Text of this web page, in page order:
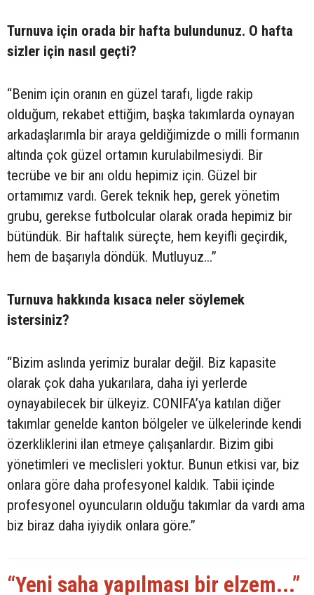
Turnuva için orada bir hafta bulundunuz. O hafta
sizler için nasıl geçti?
“Benim için oranın en güzel tarafı, ligde rakip
olduğum, rekabet ettiğim, başka takımlarda oynayan
arkadaşlarımla bir araya geldiğimizde o milli formanın
altında çok güzel ortamın kurulabilmesiydi. Bir
tecrübe ve bir anı oldu hepimiz için. Güzel bir
ortamımız vardı. Gerek teknik hep, gerek yönetim
grubu, gerekse futbolcular olarak orada hepimiz bir
bütündük. Bir haftalık süreçte, hem keyifli geçirdik,
hem de başarıyla döndük. Mutluyuz...”
Turnuva hakkında kısaca neler söylemek
istersiniz?
“Bizim aslında yerimiz buralar değil. Biz kapasite
olarak çok daha yukarılara, daha iyi yerlerde
oynayabilecek bir ülkeyiz. CONIFA’ya katılan diğer
takımlar genelde kanton bölgeler ve ülkelerinde kendi
özerkliklerini ilan etmeye çalışanlardır. Bizim gibi
yönetimleri ve meclisleri yoktur. Bunun etkisi var, biz
onlara göre daha profesyonel kaldık. Tabii içinde
profesyonel oyuncuların olduğu takımlar da vardı ama
biz biraz daha iyiydik onlara göre.”
“Yeni saha yapılması bir elzem...”